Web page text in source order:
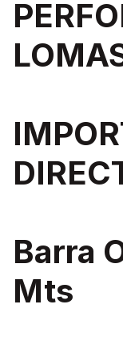
Barra
Mts